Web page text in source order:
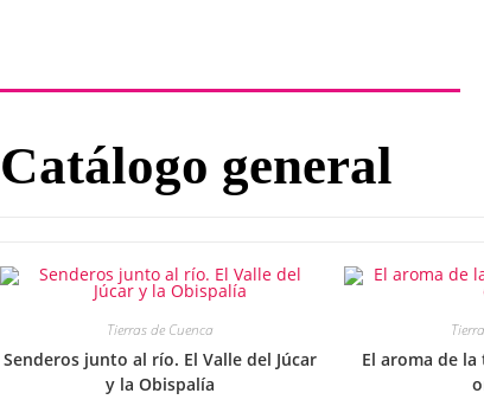
Catálogo general
Tierras de Cuenca
Senderos junto al río. El Valle del Júcar
y la Obispalía
El aroma de